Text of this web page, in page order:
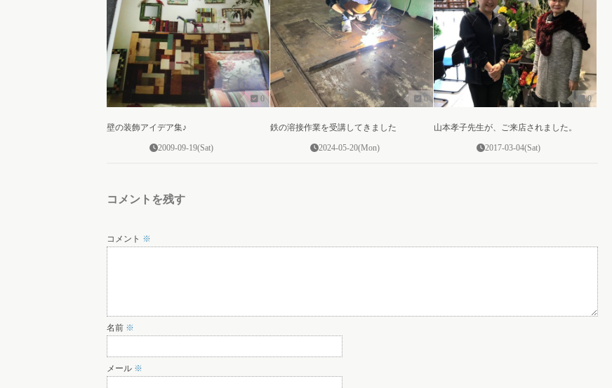
0
壁の装飾アイデア集♪
2009-09-19(Sat)
0
鉄の溶接作業を受講してきました
2024-05-20(Mon)
0
山本孝子先生が、ご来店されました。
2017-03-04(Sat)
コメントを残す
コメント ※
名前 ※
メール ※